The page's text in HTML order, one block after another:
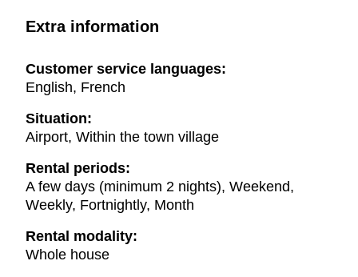
Extra information
Customer service languages:
English, French
Situation:
Airport, Within the town village
Rental periods:
A few days (minimum 2 nights), Weekend,
Weekly, Fortnightly, Month
Rental modality:
Whole house